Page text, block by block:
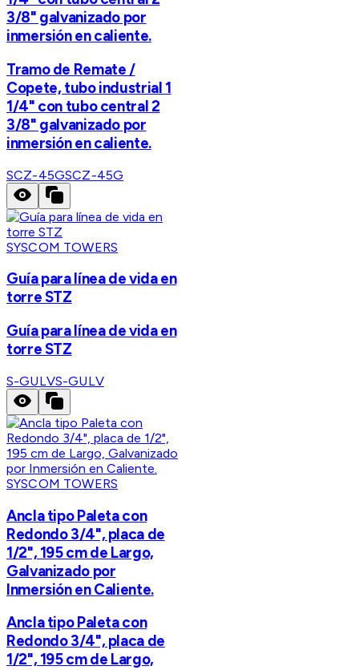
3/8" galvanizado por
inmersión en caliente.
Tramo de Remate /
Copete, tubo industrial 1
1/4" con tubo central 2
3/8" galvanizado por
inmersión en caliente.
SCZ-45GSCZ-45G
SYSCOM TOWERS
Guía para línea de vida en
torre STZ
Guía para línea de vida en
torre STZ
S-GULVS-GULV
SYSCOM TOWERS
Ancla tipo Paleta con
Redondo 3/4", placa de
1/2", 195 cm de Largo,
Galvanizado por
Inmersión en Caliente.
Ancla tipo Paleta con
Redondo 3/4", placa de
1/2", 195 cm de Largo,